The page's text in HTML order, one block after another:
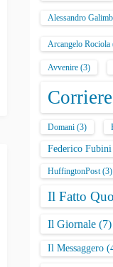
Alessandro
Arcangelo Rociola
Avvenire (3)
Domani (3)
Federico Fubini
HuffingtonPost(3)
Il Fatto
Il Giornale (7)
Il Messaggero